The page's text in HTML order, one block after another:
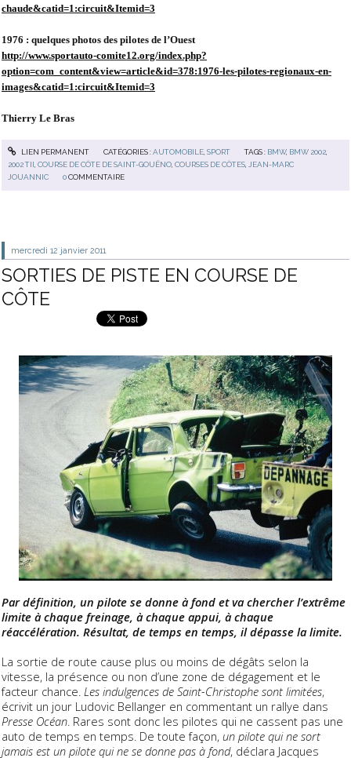
chaude&catid=1:circuit&Itemid=3
1976 : quelques photos des pilotes de l’Ouest
http://www.sportauto-comite12.org/index.php?
option=com_content&view=article&id=378:1976-les-pilotes-regionaux-en-
images&catid=1:circuit&Itemid=3
Thierry Le Bras
LIEN PERMANENT CATÉGORIES :AUTOMOBILE, SPORT TAGS : BMW, BMW 2002,
2002 TII,COURSE DE CÔTE DE SAINT-GOUËNO,COURSES DE CÔTES,JEAN-MARC
JOUANNIC
0 COMMENTAIRE
mercredi 12 janvier 2011
SORTIES DE PISTE EN COURSE DE
CÔTE
Par définition, un pilote se donne à fond et va chercher l’extrême
limite à chaque freinage, à chaque appui, à chaque
réaccélération. Résultat, de temps en temps, il dépasse la limite.
La sortie de route cause plus ou moins de dégâts selon la
vitesse, la présence ou non d’une zone de dégagement et le
facteur chance. Les indulgences de Saint-Christophe sont limitées,
écrivit un jour Ludovic Bellanger en commentant un rallye dans
Presse Océan. Rares sont donc les pilotes qui ne cassent pas une
auto de temps en temps. De toute façon, un pilote qui ne sort
jamais est un pilote qui ne se donne pas à fond, déclara Jacques